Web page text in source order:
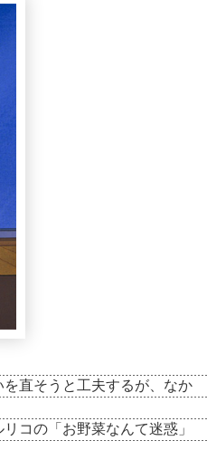
直そうと工夫するが、なか
コの「お野菜なんて迷惑」